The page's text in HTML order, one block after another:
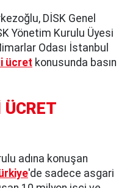
DİSK Genel
Yönetim Kurulu Üyesi
Odası İstanbul
ücret konusunda basın
adına konuşan
'de sadece asgari